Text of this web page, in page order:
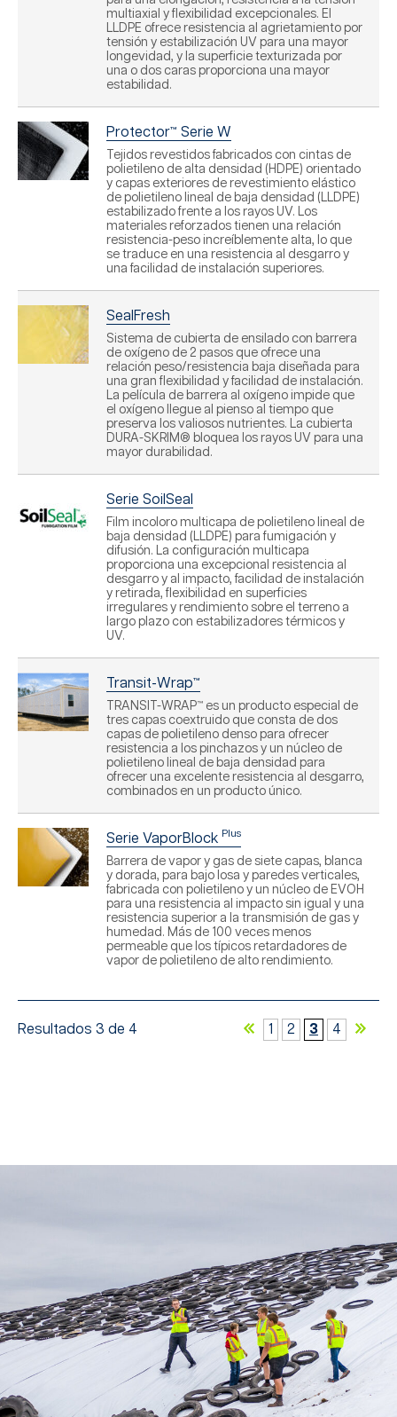
multiaxial y flexibilidad excepcionales. El
LLDPE ofrece resistencia al agrietamiento por
tensión y estabilización UV para una mayor
longevidad, y la superficie texturizada por
una o dos caras proporciona una mayor
estabilidad.
Protector™ Serie W
Tejidos revestidos fabricados con cintas de
polietileno de alta densidad (HDPE) orientado
y capas exteriores de revestimiento elástico
de polietileno lineal de baja densidad (LLDPE)
estabilizado frente a los rayos UV. Los
materiales reforzados tienen una relación
resistencia-peso increíblemente alta, lo que
se traduce en una resistencia al desgarro y
una facilidad de instalación superiores.
SealFresh
Sistema de cubierta de ensilado con barrera
de oxígeno de 2 pasos que ofrece una
relación peso/resistencia baja diseñada para
una gran flexibilidad y facilidad de instalación.
La película de barrera al oxígeno impide que
el oxígeno llegue al pienso al tiempo que
preserva los valiosos nutrientes. La cubierta
DURA-SKRIM® bloquea los rayos UV para una
mayor durabilidad.
Serie SoilSeal
Film incoloro multicapa de polietileno lineal de
baja densidad (LLDPE) para fumigación y
difusión. La configuración multicapa
proporciona una excepcional resistencia al
desgarro y al impacto, facilidad de instalación
y retirada, flexibilidad en superficies
irregulares y rendimiento sobre el terreno a
largo plazo con estabilizadores térmicos y
UV.
Transit-Wrap™
TRANSIT-WRAP™ es un producto especial de
tres capas coextruido que consta de dos
capas de polietileno denso para ofrecer
resistencia a los pinchazos y un núcleo de
polietileno lineal de baja densidad para
ofrecer una excelente resistencia al desgarro,
combinados en un producto único.
Serie VaporBlock Plus
Barrera de vapor y gas de siete capas, blanca
y dorada, para bajo losa y paredes verticales,
fabricada con polietileno y un núcleo de EVOH
para una resistencia al impacto sin igual y una
resistencia superior a la transmisión de gas y
humedad. Más de 100 veces menos
permeable que los típicos retardadores de
vapor de polietileno de alto rendimiento.
Resultados 3 de 4 1 2 3 4